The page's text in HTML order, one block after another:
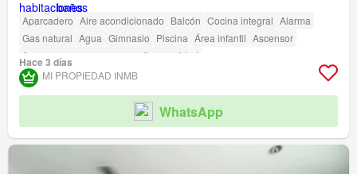
Aparcadero Aire acondicionado Balcón Cocina integral Alarma
Gas natural Agua Gimnasio Piscina Área infantil Ascensor
Acceso para personas con discapacidad
Hace 3 días
MI PROPIEDAD INMB
WhatsApp